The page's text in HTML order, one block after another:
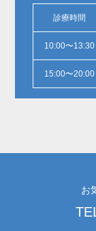
診療時間
10:00〜13:30
15:00〜20:00
お